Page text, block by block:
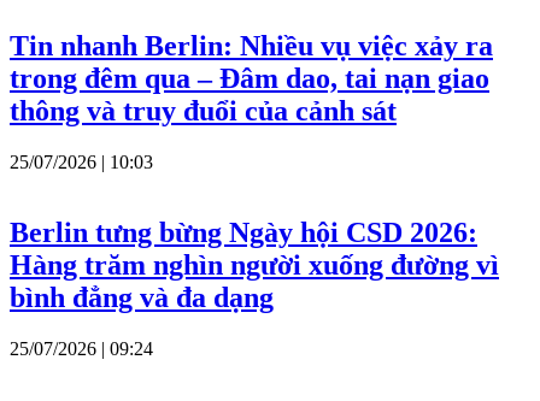
Tin nhanh Berlin: Nhiều vụ việc xảy ra
trong đêm qua – Đâm dao, tai nạn giao
thông và truy đuổi của cảnh sát
25/07/2026 | 10:03
Berlin tưng bừng Ngày hội CSD 2026:
Hàng trăm nghìn người xuống đường vì
bình đẳng và đa dạng
25/07/2026 | 09:24